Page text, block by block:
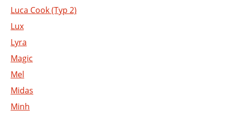
Luca Cook (Typ 2)
Lux
Lyra
Magic
Mel
Midas
Minh